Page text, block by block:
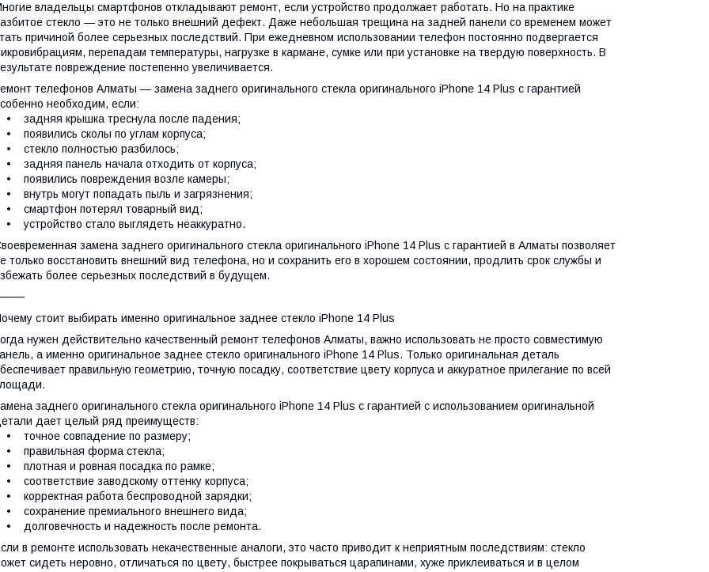
владельцы смартфонов откладывают ремонт, если устройство продолжает работать. Но на практике
стекло — это не только внешний дефект. Даже небольшая трещина на задней панели со временем может
причиной более серьезных последствий. При ежедневном использовании телефон постоянно подвергается
перепадам температуры, нагрузке в кармане, сумке или при установке на твердую поверхность. В
повреждение постепенно увеличивается.
телефонов Алматы — замена заднего оригинального стекла оригинального iPhone 14 Plus с гарантией
необходим, если:
• задняя крышка треснула после падения;
• появились сколы по углам корпуса;
• стекло полностью разбилось;
• задняя панель начала отходить от корпуса;
• появились повреждения возле камеры;
• внутрь могут попадать пыль и загрязнения;
• смартфон потерял товарный вид;
• устройство стало выглядеть неаккуратно.
замена заднего оригинального стекла оригинального iPhone 14 Plus с гарантией в Алматы позволяет
только восстановить внешний вид телефона, но и сохранить его в хорошем состоянии, продлить срок службы и
более серьезных последствий в будущем.
стоит выбирать именно оригинальное заднее стекло iPhone 14 Plus
нужен действительно качественный ремонт телефонов Алматы, важно использовать не просто совместимую
а именно оригинальное заднее стекло оригинального iPhone 14 Plus. Только оригинальная деталь
правильную геометрию, точную посадку, соответствие цвету корпуса и аккуратное прилегание по всей
заднего оригинального стекла оригинального iPhone 14 Plus с гарантией с использованием оригинальной
дает целый ряд преимуществ:
• точное совпадение по размеру;
• правильная форма стекла;
• плотная и ровная посадка по рамке;
• соответствие заводскому оттенку корпуса;
• корректная работа беспроводной зарядки;
• сохранение премиального внешнего вида;
• долговечность и надежность после ремонта.
в ремонте использовать некачественные аналоги, это часто приводит к неприятным последствиям: стекло
сидеть неровно, отличаться по цвету, быстрее покрываться царапинами, хуже приклеиваться и в целом